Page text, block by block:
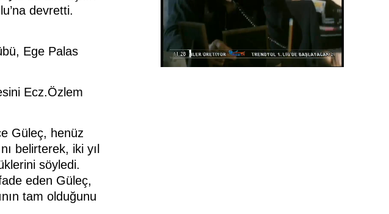
devretti.
Ege Palas
Ecz.Özlem
Güleç, henüz
belirterek, iki yıl
söyledi.
eden Güleç,
tam olduğunu
Bakan Gürlek Mumcu ailesiyle görüştü
Bursa'da 'Mahalle Şenlikleri' Osmangazilileri
eğlendiriyor